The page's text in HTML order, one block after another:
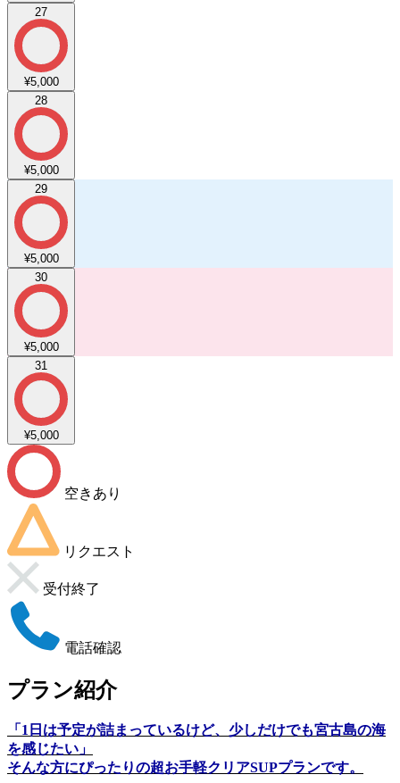
27
¥5,000
28
¥5,000
29
¥5,000
30
¥5,000
31
¥5,000
空きあり
リクエスト
受付終了
電話確認
プラン紹介
「1日は予定が詰まっているけど、少しだけでも宮古島の海
を感じたい」
そんな方にぴったりの超お手軽クリアSUPプランです。